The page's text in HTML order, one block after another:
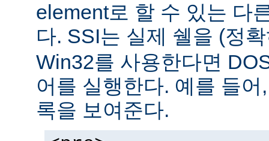
element로 할 수 있는 다
다. SSI는 실제 쉘을 (정
Win32를 사용한다면
어를 실행한다. 예를 들
록을 보여준다.